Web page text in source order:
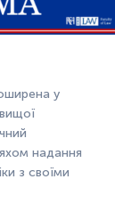
у
надання
з своїми